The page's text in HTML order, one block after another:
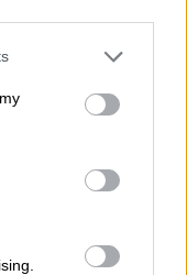
or more Google
You may click to
party tags to
in below Google
ξεκινήσουν
ένα ελαφρύ
και την
και ο
για